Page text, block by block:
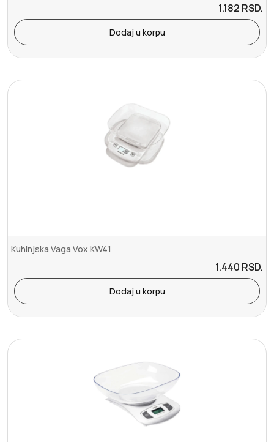
1.182 RSD.
Dodaj u korpu
Kuhinjska Vaga Vox KW41
1.440 RSD.
Dodaj u korpu